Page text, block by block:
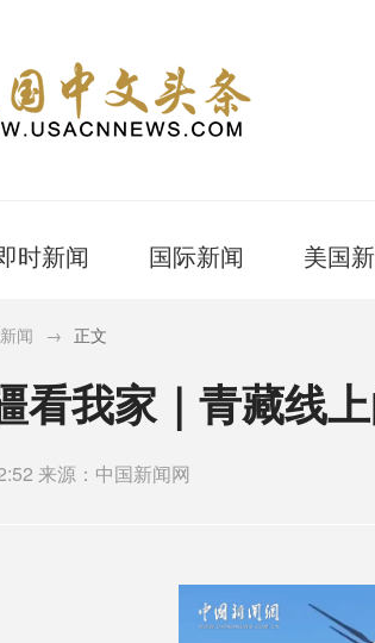
时新闻 国际新闻 美国
闻 → 正文
看我家｜青藏线
来源：中国新闻网